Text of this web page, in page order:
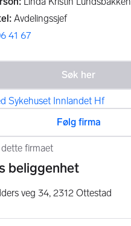
: Avdelingssjef
41 67
Sykehuset Innlandet Hf
Følg firma
firmaet
beliggenhet
veg 34, 2312 Ottestad